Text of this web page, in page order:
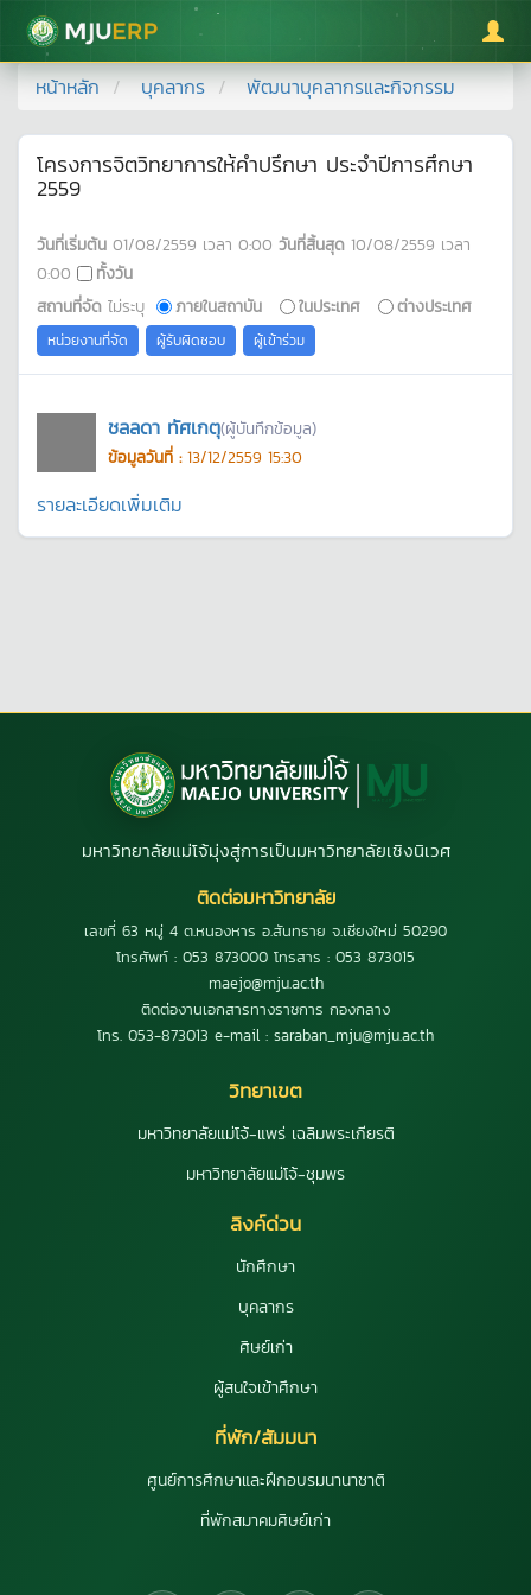
มหาวิทยาลัยแม่โจ้
หน้าหลัก บุคลากร พัฒนาบุคลากรและกิจกรรม
โครงการจิตวิทยาการให้คำปรึกษา ประจำปีการศึกษา
2559
วันที่เริ่มต้น 01/08/2559 เวลา 0:00 วันที่สิ้นสุด 10/08/2559 เวลา
0:00
ทั้งวัน
สถานที่จัด ไม่ระบุ ภายในสถาบัน ในประเทศ ต่างประเทศ
หน่วยงานที่จัด ผู้รับผิดชอบ ผู้เข้าร่วม
ชลลดา ทัศเกตุ(ผู้บันทึกข้อมูล)
ข้อมูลวันที่ : 13/12/2559 15:30
รายละเอียดเพิ่มเติม
มหาวิทยาลัยแม่โจ้มุ่งสู่การเป็นมหาวิทยาลัยเชิงนิเวศ
ติดต่อมหาวิทยาลัย
เลขที่ 63 หมู่ 4 ต.หนองหาร อ.สันทราย จ.เชียงใหม่ 50290
โทรศัพท์ : 053 873000 โทรสาร : 053 873015
maejo@mju.ac.th
ติดต่องานเอกสารทางราชการ กองกลาง
โทร. 053-873013 e-mail : saraban_mju@mju.ac.th
วิทยาเขต
มหาวิทยาลัยแม่โจ้-แพร่ เฉลิมพระเกียรติ
มหาวิทยาลัยแม่โจ้-ชุมพร
ลิงค์ด่วน
นักศึกษา
บุคลากร
ศิษย์เก่า
ผู้สนใจเข้าศึกษา
ที่พัก/สัมมนา
ศูนย์การศึกษาและฝึกอบรมนานาชาติ
ที่พักสมาคมศิษย์เก่า